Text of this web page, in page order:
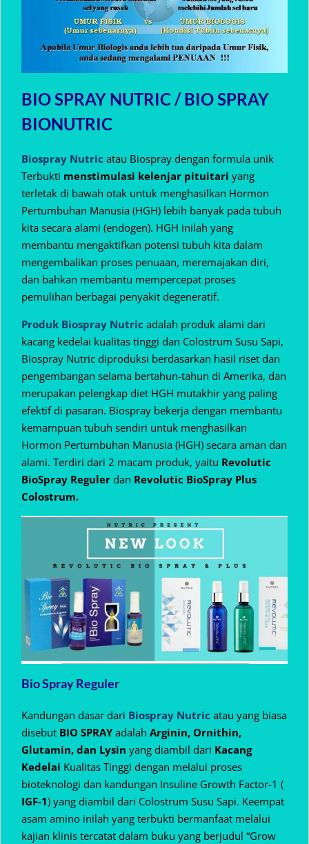
BIO SPRAY NUTRIC / BIO SPRAY
BIONUTRIC
Biospray Nutric atau Biospray dengan formula unik
Terbukti menstimulasi kelenjar pituitari yang
terletak di bawah otak untuk menghasilkan Hormon
Pertumbuhan Manusia (HGH) lebih banyak pada tubuh
kita secara alami (endogen). HGH inilah yang
membantu mengaktifkan potensi tubuh kita dalam
mengembalikan proses penuaan, meremajakan diri,
dan bahkan membantu mempercepat proses
pemulihan berbagai penyakit degeneratif.
Produk Biospray Nutric adalah produk alami dari
kacang kedelai kualitas tinggi dan Colostrum Susu Sapi,
Biospray Nutric diproduksi berdasarkan hasil riset dan
pengembangan selama bertahun-tahun di Amerika, dan
merupakan pelengkap diet HGH mutakhir yang paling
efektif di pasaran. Biospray bekerja dengan membantu
kemampuan tubuh sendiri untuk menghasilkan
Hormon Pertumbuhan Manusia (HGH) secara aman dan
alami. Terdiri dari 2 macam produk, yaitu Revolutic
BioSpray Reguler dan Revolutic BioSpray Plus
Colostrum.
Bio Spray Reguler
Kandungan dasar dari Biospray Nutric atau yang biasa
disebut BIO SPRAYadalah Arginin, Ornithin,
Glutamin, dan Lysin yang diambil dari Kacang
Kedelai Kualitas Tinggi dengan melalui proses
bioteknologi dan kandungan Insuline Growth Factor-1 (
IGF-1) yang diambil dari Colostrum Susu Sapi. Keempat
asam amino inilah yang terbukti bermanfaat melalui
kajian klinis tercatat dalam buku yang berjudul “Grow